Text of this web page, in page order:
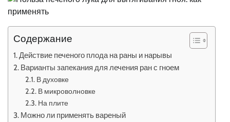
Содержание
Действие печеного плода на раны и нарывы
Варианты запекания для лечения ран с гноем
В духовке
В микроволновке
На плите
Можно ли применять вареный